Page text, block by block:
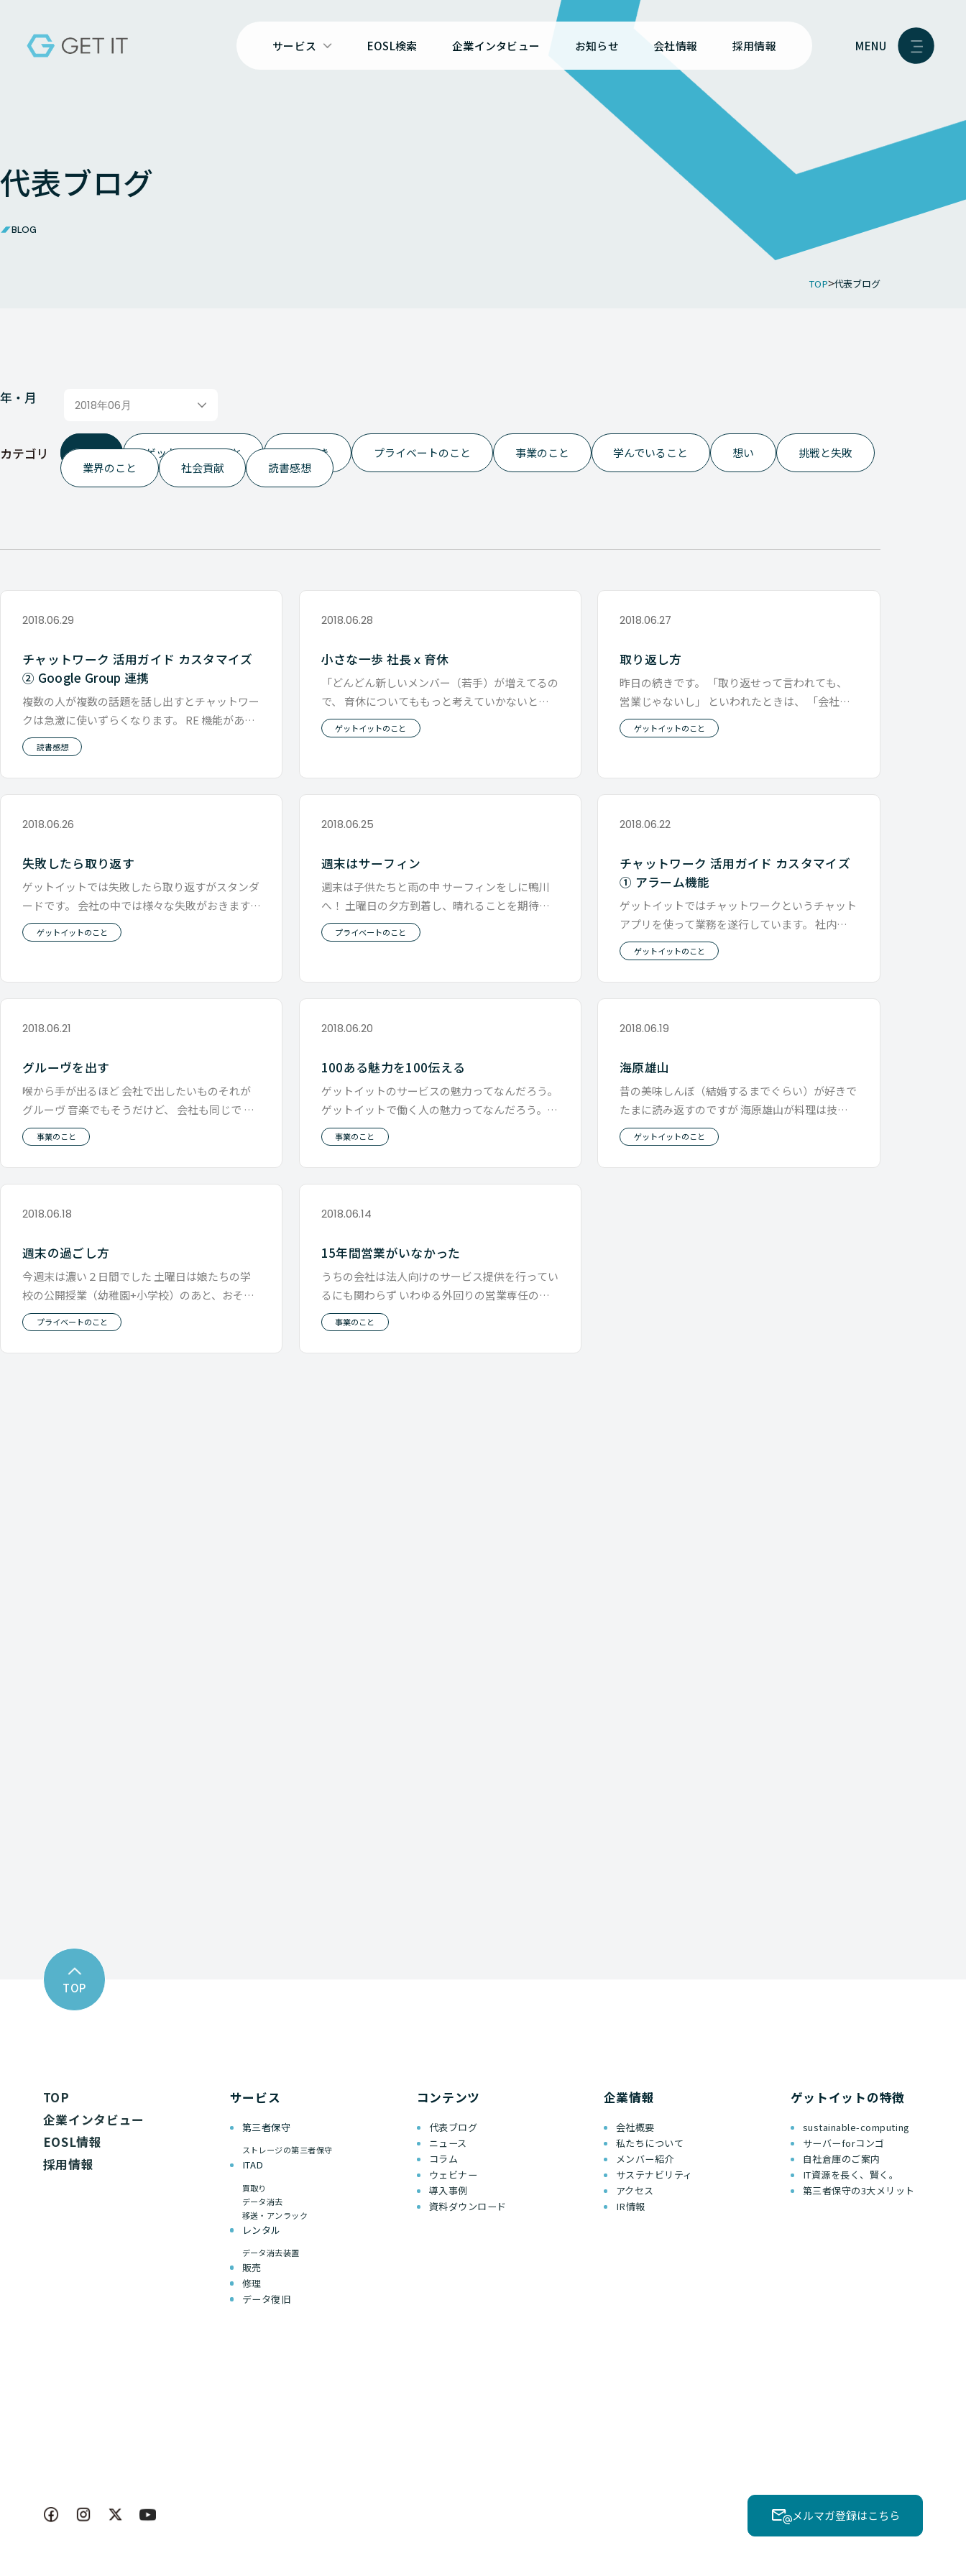
サービス EOSL検索 企業インタビュー お知らせ 会社情報 採用情報 MENU
代表ブログ
BLOG
TOP 代表ブログ
年・月 2018年06月
カテゴリ ALL ゲットイットのこと つぶやき プライベートのこと 事業のこと 学んでいること 想い
挑戦と失敗
業界のこと
社会貢献 読書感想
2018.06.29
チャットワーク 活用ガイド カスタマイズ
② Google Group 連携
複数の人が複数の話題を話し出すとチャットワー
クは急激に使いずらくなります。 RE 機能がある
ので、どの会話を話してるのか
読書感想
2018.06.28
小さな一歩 社長ｘ育休
「どんどん新しいメンバー（若手）が増えてるの
で、 育休についてももっと考えていかないと」
先日の役員会議で育休が話題にあ
ゲットイットのこと
2018.06.27
取り返し方
昨日の続きです。 「取り返せって言われても、
営業じゃないし」 といわれたときは、 「会社の
為にやった方がいいとおもってる
ゲットイットのこと
2018.06.26
失敗したら取り返す
ゲットイットでは失敗したら取り返すがスタンダ
ードです。 会社の中では様々な失敗がおきます。
小さな失敗だと、 ・物を落と
ゲットイットのこと
2018.06.25
週末はサーフィン
週末は子供たちと雨の中 サーフィンをしに鴨川
へ！ 土曜日の夕方到着し、晴れることを期待し
就寝するも止まない雨。 昼過ぎか
プライベートのこと
2018.06.22
チャットワーク 活用ガイド カスタマイズ
① アラーム機能
ゲットイットではチャットワークというチャット
アプリを使って業務を遂行しています。 社内の
やり取りや、一部お客様とのやりと
ゲットイットのこと
2018.06.21
グルーヴを出す
喉から手が出るほど 会社で出したいものそれが
グルーヴ 音楽でもそうだけど、 会社も同じで 会
社にきてやる事の１つ１つがリ
事業のこと
2018.06.20
100ある魅力を100伝える
ゲットイットのサービスの魅力ってなんだろう。
ゲットイットで働く人の魅力ってなんだろう。
うちのＷＥＢを見ていただいても
事業のこと
2018.06.19
海原雄山
昔の美味しんぼ（結婚するまでぐらい）が好きで
たまに読み返すのですが 海原雄山が料理は技法
や食材自慢ではなく心だと罵倒す
ゲットイットのこと
2018.06.18
週末の過ごし方
今週末は濃い２日間でした 土曜日は娘たちの学
校の公開授業（幼稚園+小学校）のあと、おそら
く今年の課題である「人見知り」を
プライベートのこと
2018.06.14
15年間営業がいなかった
うちの会社は法人向けのサービス提供を行ってい
るにも関わらず いわゆる外回りの営業専任の人
がいなかった会社です。 一応営業
事業のこと
TOP
TOP
企業インタビュー
EOSL情報
採用情報
サービス
第三者保守
ストレージの第三者保守
ITAD
買取り
データ消去
移送・アンラック
レンタル
データ消去装置
販売
修理
データ復旧
コンテンツ
代表ブログ
ニュース
コラム
ウェビナー
導入事例
資料ダウンロード
企業情報
会社概要
私たちについて
メンバー紹介
サステナビリティ
アクセス
IR情報
ゲットイットの特徴
sustainable-computing
サーバーforコンゴ
自社倉庫のご案内
IT資源を長く、賢く。
第三者保守の3大メリット
メルマガ登録はこちら